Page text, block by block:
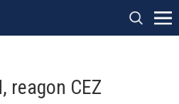
reagon CEZ